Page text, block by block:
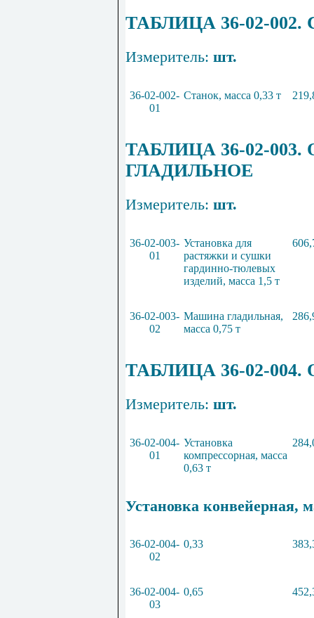
ТАБЛИЦА 36-02-002.
Измеритель: шт.
36-02-002-
01
Станок, масса 0,33 т
ТАБЛИЦА 36-02-003.
ГЛАДИЛЬНОЕ
Измеритель: шт.
36-02-003-
01
Установка для
растяжки и сушки
гардинно-тюлевых
изделий, масса 1 ,5 т
36-02-003-
02
Машина гладильная,
масса 0,75 т
ТАБЛИЦА 36-02-004.
Измеритель: шт.
36-02-004-
01
Установка
компрессорная, масса
0,63 т
Установка конвейерная,
36-02-004-
02
0,33
36-02-004-
03
0,65